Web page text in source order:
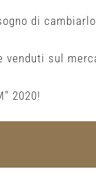
di
venduti sul
2020!